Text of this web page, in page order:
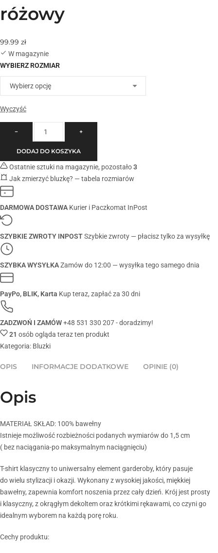
różowy
99.99 zł
W magazynie
WYBIERZ ROZMIAR
Wyczyść
− +
DODAJ DO KOSZYKA
Ostatnie sztuki na magazynie, pozostało3
Jak zmierzyć bluzkę? — tabela rozmiarów
DARMOWA DOSTAWA Kurier i Paczkomat InPost
SZYBKIE ZWROTY INPOSTSzybkie zwroty — płacisz tylko za wysyłkę
SZYBKA WYSYŁKAZamów do 12:00 — wysyłka tego samego dnia
PayPo, BLIK, Karta Kup teraz, zapłać za 30 dni
ZADZWOŃ I ZAMÓW+48 531 330 207 - doradzimy!
21 osób ogląda teraz ten produkt
Kategoria: Bluzki
OPIS INFORMACJE DODATKOWE OPINIE (0)
Opis
MATERIAŁ SKŁAD: 100% bawełny
Istnieje możliwość rozbieżności podanych wymiarów do 1,5 cm
( bez naciągania-po maksymalnym naciągnięciu)
T-shirt klasyczny to uniwersalny element garderoby, który pasuje
do wielu stylizacji i okazji. Wykonany z wysokiej jakości, miękkiej
bawełny, zapewnia komfort noszenia przez cały dzień. Krój jest prosty
i klasyczny, z okrągłym dekoltem oraz krótkimi rękawami, co czyni go
idealnym wyborem na każdą porę roku.
Cechy produktu: